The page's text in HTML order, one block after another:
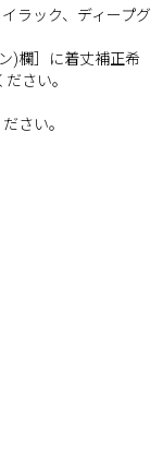
ラック、ディープグ
)欄］に着丈補正希
さい。
さい。